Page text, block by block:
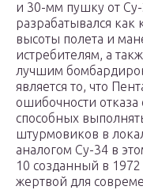
и 30-мм пушку от
разрабатывался как
высоты полета и
истребителям, а
лучшим
является то, что
ошибочности отказа
способных
штурмовиков в
аналогом Су-34 в
10 созданный в
жертвой для